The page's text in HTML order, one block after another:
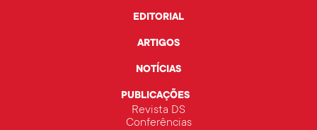
EDITORIAL
ARTIGOS
NOTÍCIAS
PUBLICAÇÕES
Revista DS
Conferências